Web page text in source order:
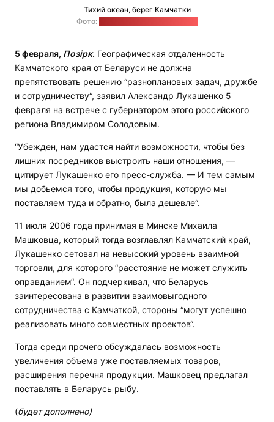
Тихий океан, берег Камчатки
Фото:
5 февраля, Позірк. Географическая отдаленность
Камчатского края от Беларуси не должна
препятствовать решению “разноплановых задач, дружбе
и сотрудничеству“, заявил Александр Лукашенко 5
февраля на встрече с губернатором этого российского
региона Владимиром Солодовым.
“Убежден, нам удастся найти возможности, чтобы без
лишних посредников выстроить наши отношения, —
цитирует Лукашенко его пресс-служба. — И тем самым
мы добьемся того, чтобы продукция, которую мы
поставляем туда и обратно, была дешевле“.
11 июля 2006 года принимая в Минске Михаила
Машковца, который тогда возглавлял Камчатский край,
Лукашенко сетовал на невысокий уровень взаимной
торговли, для которого “расстояние не может служить
оправданием“. Он подчеркивал, что Беларусь
заинтересована в развитии взаимовыгодного
сотрудничества с Камчаткой, стороны “могут успешно
реализовать много совместных проектов“.
Тогда среди прочего обсуждалась возможность
увеличения объема уже поставляемых товаров,
расширения перечня продукции. Машковец предлагал
поставлять в Беларусь рыбу.
(будет дополнено)